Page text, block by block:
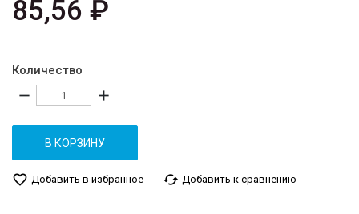
85,56 ₽
Количество
remove add
В КОРЗИНУ
favorite_border Добавить в избранное cached Добавить к сравнению